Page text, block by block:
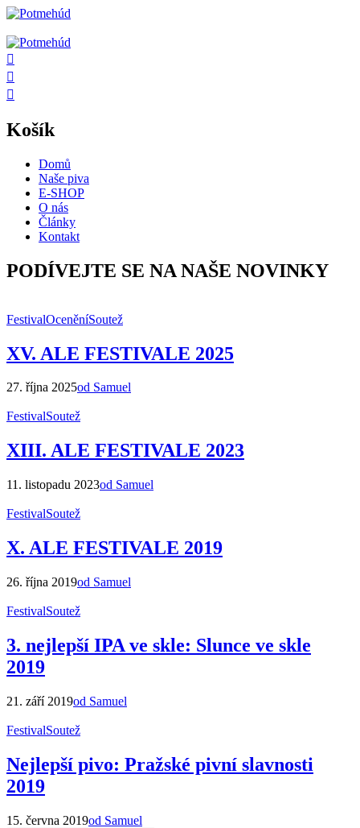
Košík
Domů
Naše piva
E-SHOP
O nás
Články
Kontakt
PODÍVEJTE SE NA NAŠE NOVINKY
FestivalOceněníSoutež
XV. ALE FESTIVALE 2025
27. října 2025od Samuel
FestivalSoutež
XIII. ALE FESTIVALE 2023
11. listopadu 2023od Samuel
FestivalSoutež
X. ALE FESTIVALE 2019
26. října 2019od Samuel
FestivalSoutež
3. nejlepší IPA ve skle: Slunce ve skle
2019
21. září 2019od Samuel
FestivalSoutež
Nejlepší pivo: Pražské pivní slavnosti
2019
15. června 2019od Samuel